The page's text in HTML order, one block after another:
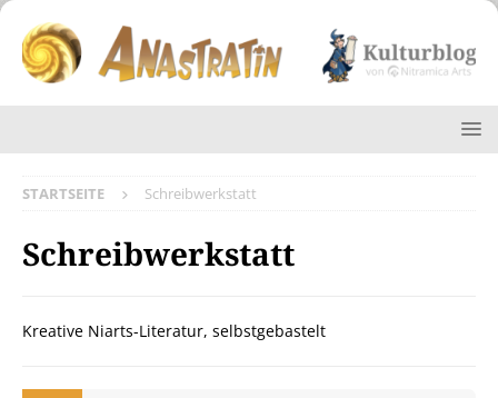
STARTSEITE Schreibwerkstatt
Schreibwerkstatt
Kreative Niarts-Literatur, selbstgebastelt